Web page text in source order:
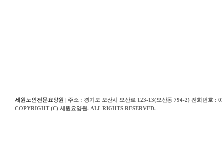
세원노인전문요양원 | 주소 : 경기도 오산시 오산로 123-13(오산동 794-2) 전화번호 :
COPYRIGHT (C) 세원요양원. ALL RIGHTS RESERVED.